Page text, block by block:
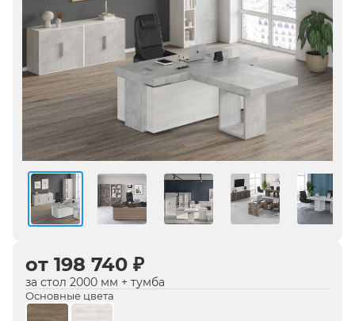
от 198 740 ₽
за стол 2000 мм + тумба
Основные цвета